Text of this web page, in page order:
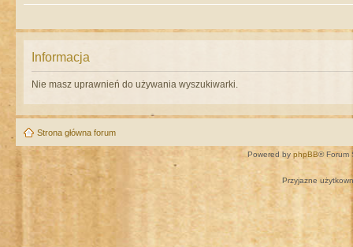
Informacja
Nie masz uprawnień do używania wyszukiwarki.
Strona główna forum
Powered by phpBB® Forum
Przyjazne